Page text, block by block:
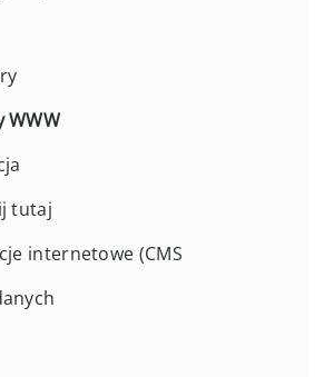
WWW
tutaj
internetowe (CMS